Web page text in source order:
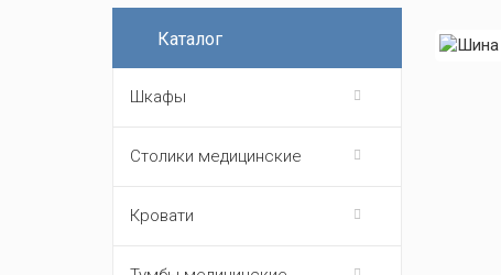
Каталог
Шкафы
Столики медицинские
Кровати